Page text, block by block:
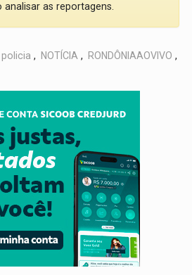
as reportagens.
policia , NOTÍCIA , RONDÔNIAAOVIVO ,